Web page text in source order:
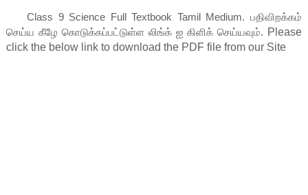
Class 9 Science Full Textbook Tamil Medium.பதிவிறக்கம்
செய்ய கீழே கொடுக்கப்பட்டுள்ள லிங்க் ஐ கிளிக் செய்யவும். Please
click the below link to download the PDF file from our Site